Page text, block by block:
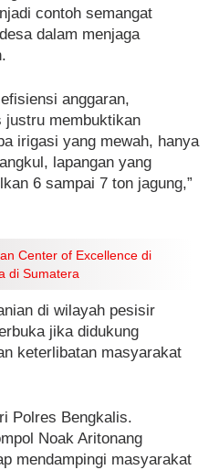
contoh semangat
dalam menjaga
anggaran,
justru membuktikan
irigasi yang mewah, hanya
lapangan yang
6 sampai 7 ton jagung,”
Center of Excellence di
di Sumatera
di wilayah pesisir
jika didukung
keterlibatan masyarakat
Polres Bengkalis.
Noak Aritonang
mendampingi masyarakat